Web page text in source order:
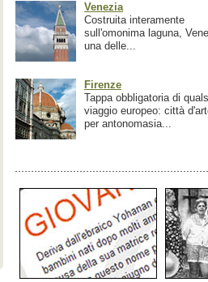
Venezia
Costruita interamente
sull'omonima laguna,
una delle...
Firenze
Tappa obbligatoria di
viaggio europeo: città
per antonomasia...